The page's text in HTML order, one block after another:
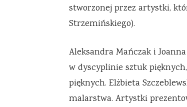
stworzonej przez artystki,
Strzemińskiego).
Aleksandra Mańczak i
w dyscyplinie sztuk
pięknych. Elżbieta
malarstwa. Artystki